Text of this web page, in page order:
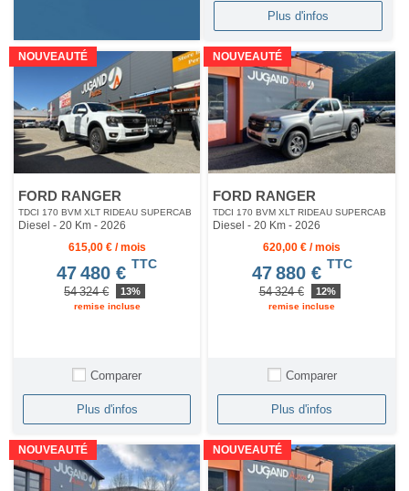
Plus d'infos
NOUVEAUTÉ
FORD RANGER
TDCI 170 BVM XLT RIDEAU SUPERCAB
Diesel - 20 Km - 2026
615,00 € / mois
47 480 € TTC
54 324 € 13%
remise incluse
Comparer
Plus d'infos
NOUVEAUTÉ
FORD RANGER
TDCI 170 BVM XLT RIDEAU SUPERCAB
Diesel - 20 Km- 2026
620,00 € / mois
47 880 € TTC
54 324 € 12%
remise incluse
Comparer
Plus d'infos
NOUVEAUTÉ NOUVEAUTÉ